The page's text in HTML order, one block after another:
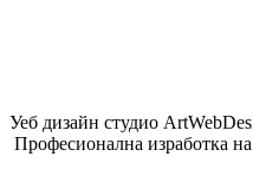
Уеб дизайн студио
Професионална изработка